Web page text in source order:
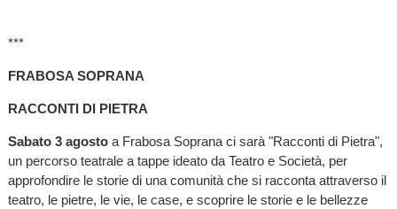
***
FRABOSA SOPRANA
RACCONTI DI PIETRA
Sabato 3 agostoa Frabosa Soprana ci sarà "Racconti di Pietra",
un percorso teatrale a tappe ideato da Teatro e Società, per
approfondire le storie di una comunità che si racconta attraverso il
teatro, le pietre, le vie, le case, e scoprire le storie e le bellezze